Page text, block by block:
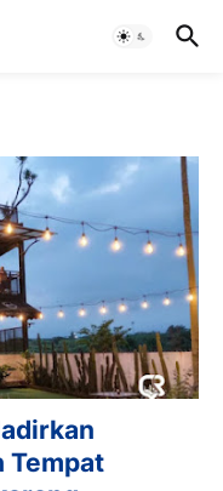
Tempat